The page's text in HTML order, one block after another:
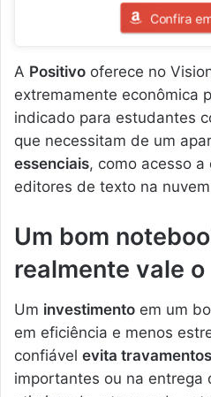
Confira
A Positivo oferece no
extremamente econômica
indicado para estudantes
que necessitam de um
essenciais, como acesso
editores de texto na
Um bom
realmente vale
Um investimento em um
em eficiência e menos
confiável evita travamentos
importantes ou na entrega